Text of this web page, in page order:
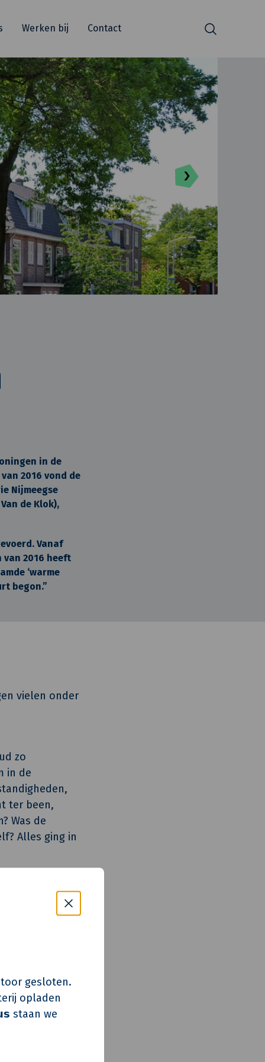
gesloten.
opladen
staan we
Werken bij Contact Zoeken
in de
2016 vond de
Nijmeegse
de Klok),
Vanaf
van 2016 heeft
‘warme
begon.”
vielen onder
zo
in de
ter been,
Was de
Alles ging in
verdeeld
als boven-
Spoorbuurt
te voldoen